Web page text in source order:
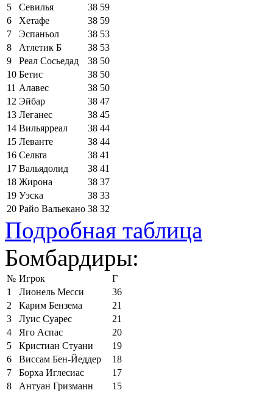
5
Севилья 38 59
6
Хетафе 38 59
7
Эспаньол 38 53
8
Атлетик Б 38 53
9
Реал Сосьедад 38 50
10 Бетис 38 50
11 Алавес 38 50
12 Эйбар 38 47
13 Леганес 38 45
14 Вильярреал 38 44
15 Леванте 38 44
16 Сельта 38 41
17 Вальядолид 38 41
18 Жирона 38 37
19 Уэска 38 33
20 Райо Вальекано 38 32
Подробная таблица
Бомбардиры:
№ Игрок
Г
1
Лионель Месси
36
2
Карим Бензема
21
3
Луис Суарес
21
4
Яго Аспас
20
5
Кристиан Стуани
19
6
Виссам Бен-Йеддер
18
7
Борха Иглесиас
17
8
Антуан Гризманн
15